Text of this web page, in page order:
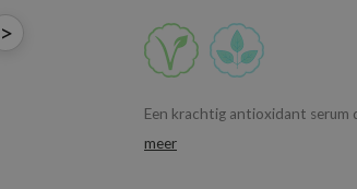
Een krachtig antioxidant
meer